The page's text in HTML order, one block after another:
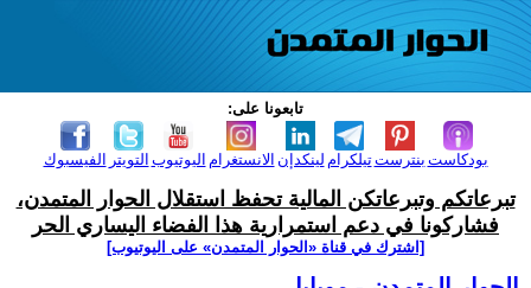
تابعونا على:
الفيسبوك التويتر اليوتيوب الانستغرام لينكدإن تيلكرامبنترست بودكاست
تبرعاتكم وتبرعاتكن المالية تحفظ استقلال الحوار المتمدن،
فشاركونا في دعم استمرارية هذا الفضاء اليساري الحر
[اشترك في قناة ‫«الحوار المتمدن» على اليوتيوب]